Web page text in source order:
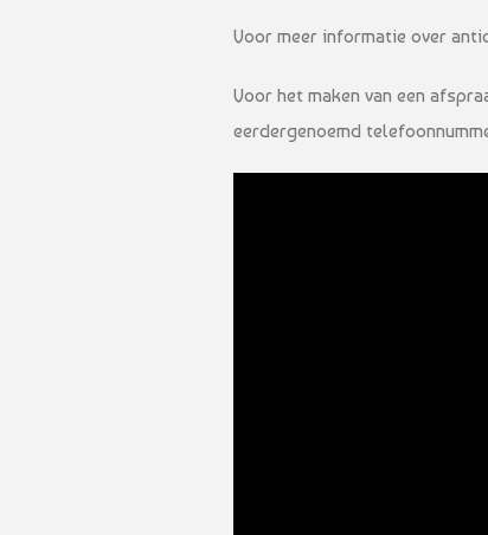
Voor meer informatie over
Voor het maken van een
eerdergenoemd